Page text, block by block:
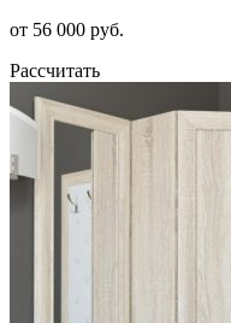
от 56 000 руб.
Рассчитать